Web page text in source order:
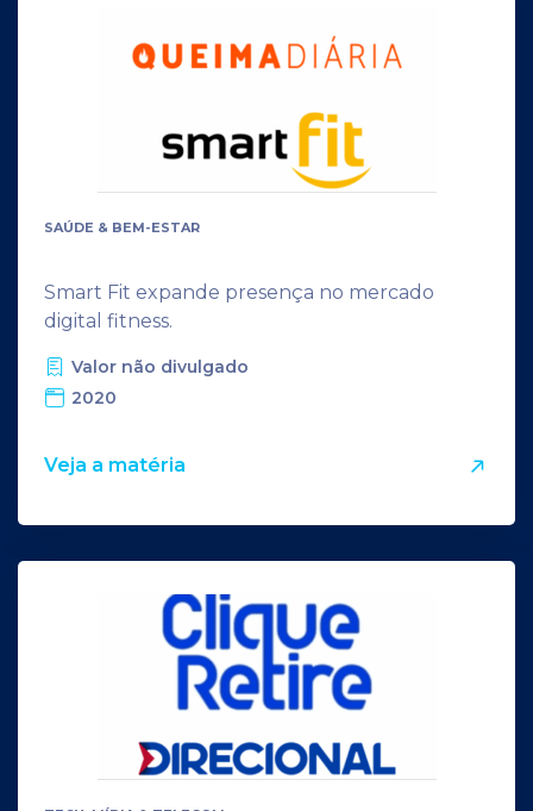
SAÚDE & BEM-ESTAR
Smart Fit expande presença no mercado
digital fitness.
Valor não divulgado
2020
Veja a matéria